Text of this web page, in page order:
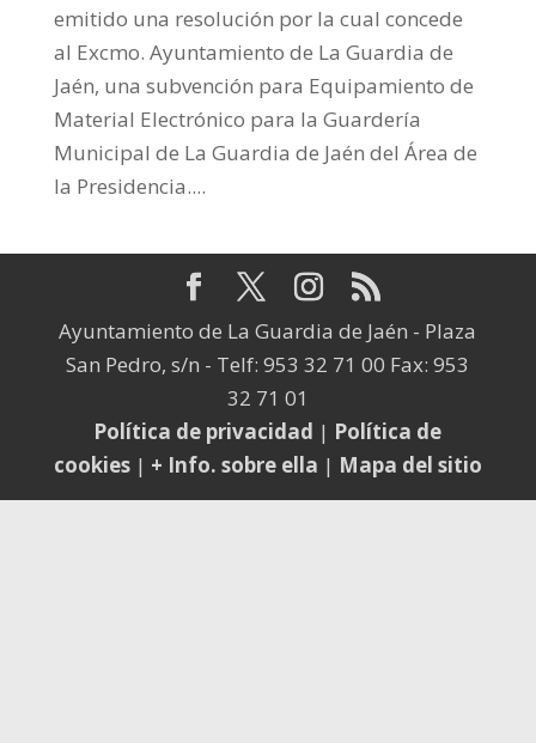
emitido una resolución por la cual concede
al Excmo. Ayuntamiento de La Guardia de
Jaén, una subvención para Equipamiento de
Material Electrónico para la Guardería
Municipal de La Guardia de Jaén del Área de
la Presidencia....
Ayuntamiento de La Guardia de Jaén - Plaza
San Pedro, s/n - Telf: 953 32 71 00 Fax: 953
32 71 01
Política de privacidad | Política de
cookies| + Info. sobre ella | Mapa del sitio